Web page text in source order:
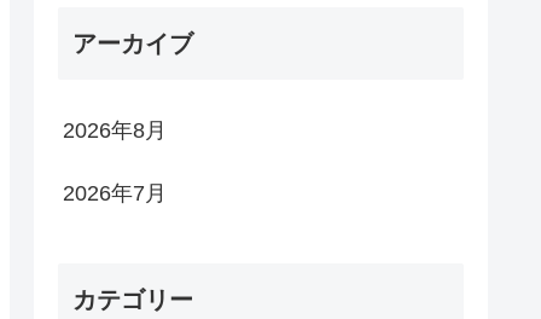
アーカイブ
2026年8月
2026年7月
カテゴリー